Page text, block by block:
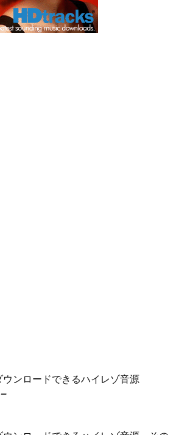
ウンロードできるハイレゾ音源